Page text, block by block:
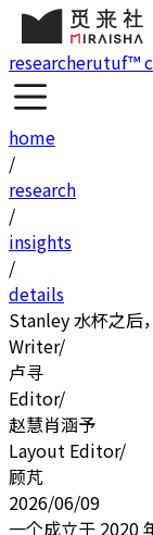
researcherutuf™
home
/
research
/
insights
/
details
Stanley 水杯之后
Writer/
卢寻
Editor/
赵慧肖涵予
Layout Editor/
顾芃
2026/06/09
一个成立于 2020